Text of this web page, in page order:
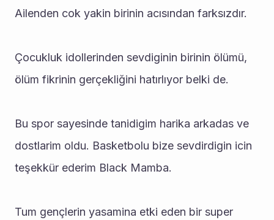
Ailenden cok yakin birinin acısından farksızdır.
Çocukluk idollerinden sevdiginin birinin ölümü,
ölüm fikrinin gerçekliğini hatırlıyor belki de.
Bu spor sayesinde tanidigim harika arkadas ve
dostlarim oldu. Basketbolu bize sevdirdigin icin
teşekkür ederim Black Mamba.
Tum gençlerin yasamina etki eden bir super